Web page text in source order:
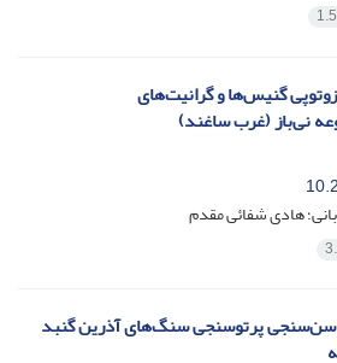
گنیس‌ها و گرانیت‌های
نی‌باز (غرب ساغند)
هادی شفائی مقدم
پرتوسنجی سنگ‌های آذرین گنبد